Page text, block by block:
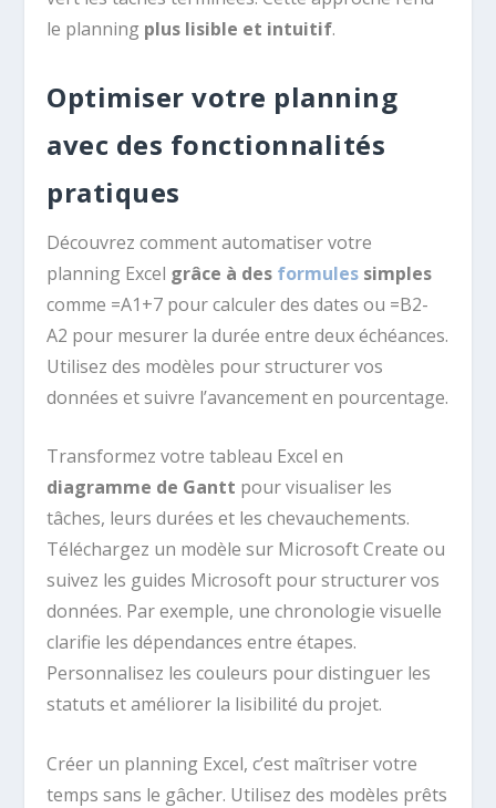
le planning plus lisible et intuitif.
Optimiser votre planning
avec des fonctionnalités
pratiques
Découvrez comment automatiser votre
planning Excel grâce à des formules simples
comme =A1+7 pour calculer des dates ou =B2-
A2 pour mesurer la durée entre deux échéances.
Utilisez des modèles pour structurer vos
données et suivre l’avancement en pourcentage.
Transformez votre tableau Excel en
diagramme de Gantt pour visualiser les
tâches, leurs durées et les chevauchements.
Téléchargez un modèle sur Microsoft Create ou
suivez les guides Microsoft pour structurer vos
données. Par exemple, une chronologie visuelle
clarifie les dépendances entre étapes.
Personnalisez les couleurs pour distinguer les
statuts et améliorer la lisibilité du projet.
Créer un planning Excel, c’est maîtriser votre
temps sans le gâcher. Utilisez des modèles prêts